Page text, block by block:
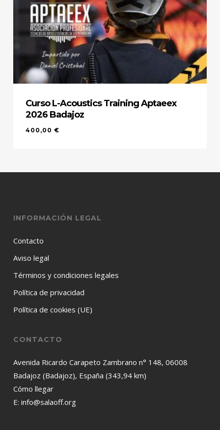
Curso L-Acoustics Training Aptaeex
2026 Badajoz
400,00 €
INFORMACIÓN LEGAL
Contacto
Aviso legal
Términos y condiciones legales
Política de privacidad
Política de cookies (UE)
CONTACTO
Avenida Ricardo Carapeto Zambrano n° 148, 06008
Badajoz (Badajoz), España (343,94 km)
Cómo llegar
E: info@salaoff.org